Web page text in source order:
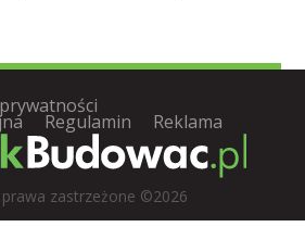
Regulamin Reklama
prawa zastrzeżone ©2026